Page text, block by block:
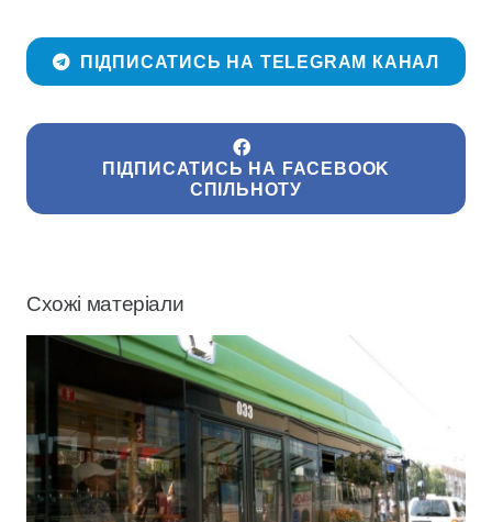
ПІДПИСАТИСЬ НА TELEGRAM КАНАЛ
ПІДПИСАТИСЬ НА FACEBOOK
СПІЛЬНОТУ
Схожі матеріали